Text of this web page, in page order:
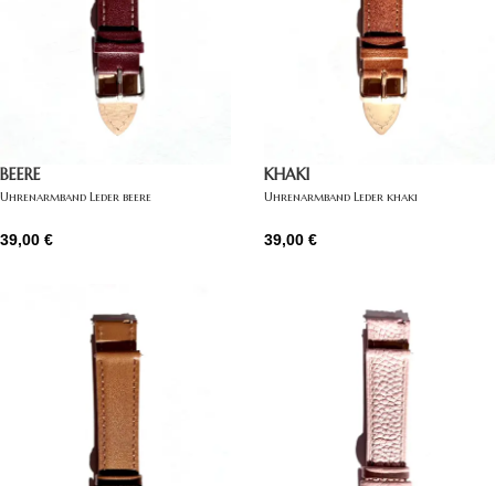
BEERE
Uhrenarmband Leder beere
39,00 €
KHAKI
Uhrenarmband Leder khaki
39,00 €